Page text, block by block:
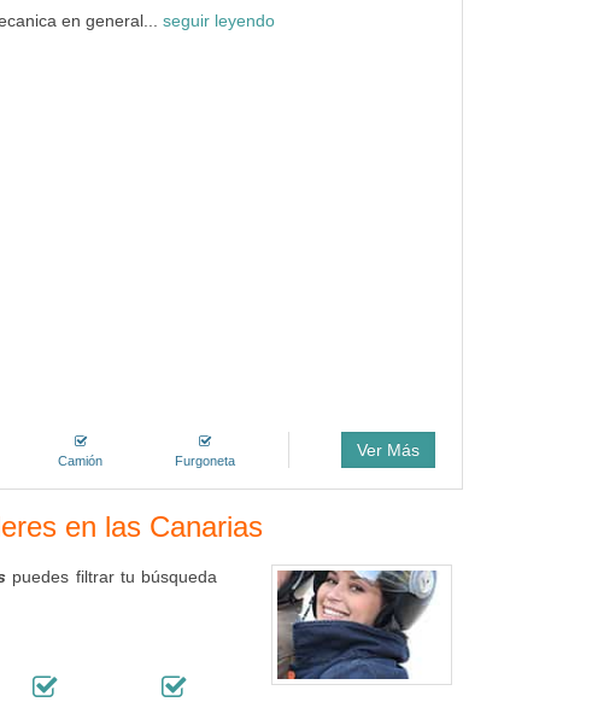
en general... seguir leyendo
Camión Furgoneta
Ver Más
en las Canarias
puedes filtrar tu búsqueda